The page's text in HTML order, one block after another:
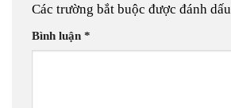
Các trường bắt buộc được đánh dấu
Bình luận *